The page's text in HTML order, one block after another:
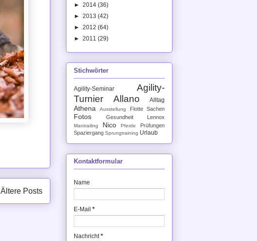
Ältere Posts
► 2014 (36)
► 2013 (42)
► 2012 (64)
► 2011 (29)
Stichwörter
Agility-Seminar
Agility-
Turnier
Allano Alltag
Athena Ausstellung Flotte Sachen
Fotos Gesundheit Lennox
Mantrailing Nico Pferde
Prüfungen
Spaziergang Sprungtraining Urlaub
Kontaktformular
Name
E-Mail *
Nachricht*